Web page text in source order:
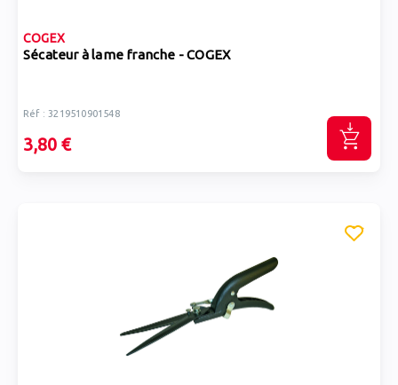
COGEX
Sécateur à lame franche - COGEX
Réf : 3219510901548
3,80 €